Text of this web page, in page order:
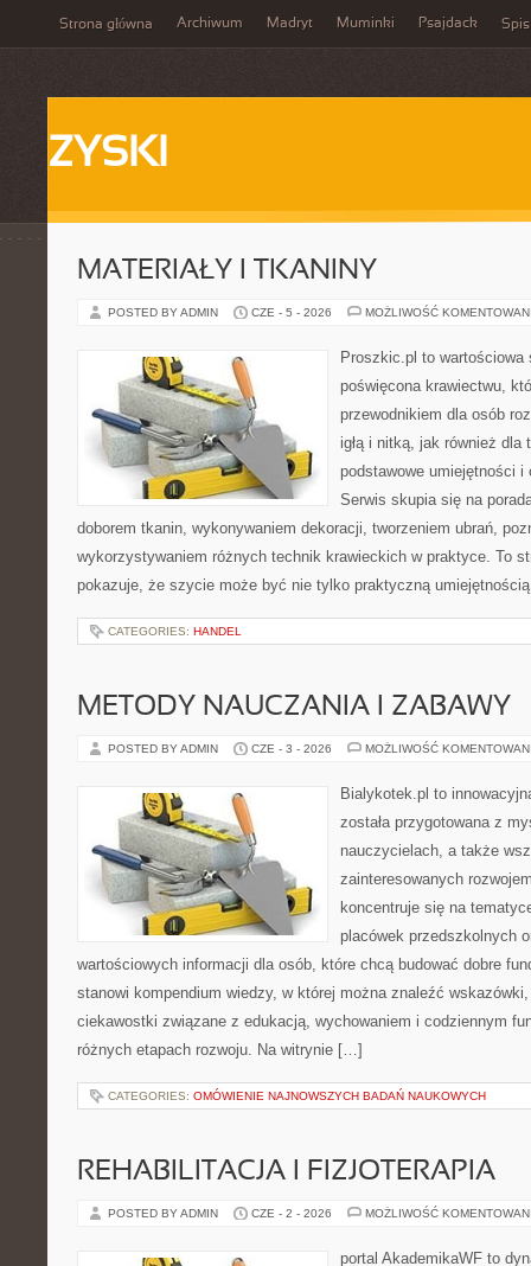
Strona główna Archiwum Madryt Muminki Psajdack Spis
ZYSKI
MATERIAŁY I TKANINY
POSTED BY ADMIN CZE - 5 - 2026 MOŻLIWOŚĆ
Proszkic.pl to wartościowa
poświęcona krawiectwu,
przewodnikiem dla osób
igłą i nitką, jak również
podstawowe umiejętności
Serwis skupia się na
doborem tkanin, wykonywaniem dekoracji, tworzeniem ubrań,
wykorzystywaniem różnych technik krawieckich w praktyce. To
pokazuje, że szycie może być nie tylko praktyczną
CATEGORIES: HANDEL
METODY NAUCZANIA I ZABAWY
POSTED BY ADMIN CZE - 3 - 2026 MOŻLIWOŚĆ
Bialykotek.pl to
została przygotowana z
nauczycielach, a także
zainteresowanych
koncentruje się na
placówek przedszkolnych
wartościowych informacji dla osób, które chcą budować dobre
stanowi kompendium wiedzy, w której można znaleźć
ciekawostki związane z edukacją, wychowaniem i codziennym
różnych etapach rozwoju. Na witrynie […]
CATEGORIES: OMÓWIENIE NAJNOWSZYCH BADAŃ NAUKOWYCH
REHABILITACJA I FIZJOTERAPIA
POSTED BY ADMIN CZE - 2 - 2026 MOŻLIWOŚĆ
portal AkademikaWF to